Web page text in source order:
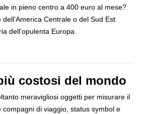
in pieno centro a 400 euro al mese?
Centrale o del Sud Est
dell’opulenta Europa.
costosi del mondo
meravigliosi oggetti per misurare il
di viaggio, status symbol e